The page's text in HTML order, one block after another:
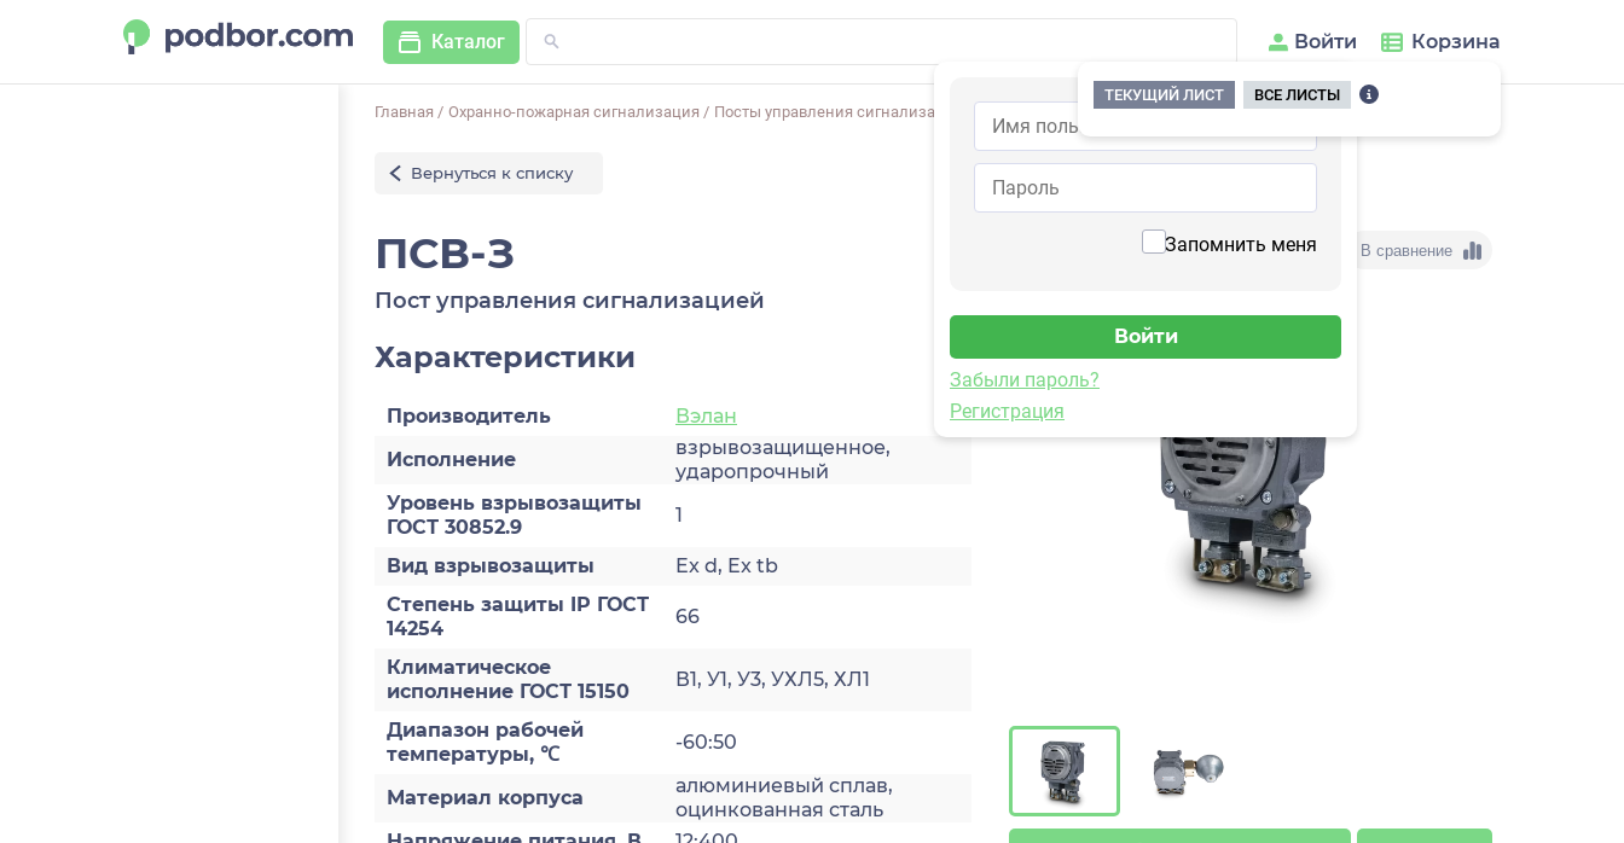
Каталог Войти
Запомнить меня
Забыли пароль?
Регистрация
Корзина
ТЕКУЩИЙ ЛИСТ
ВСЕ ЛИСТЫ
Главная / Охранно-пожарная сигнализация / Посты управления сигнализацией
Вернуться к списку
ПСВ-З
Пост управления сигнализацией
Характеристики
Производитель
Вэлан
Исполнение
взрывозащищенное,
ударопрочный
Уровень взрывозащиты
ГОСТ 30852.9
1
Вид взрывозащиты
Ex d, Ex tb
Степень защиты IP ГОСТ
14254
66
Климатическое
исполнение ГОСТ 15150
В1, У1, У3, УХЛ5, ХЛ1
Диапазон рабочей
температуры, ℃
-60:50
Материал корпуса
алюминиевый сплав,
оцинкованная сталь
В сравнение